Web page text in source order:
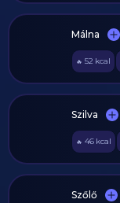
Málna
🔥 52 kcal
Szilva
🔥 46 kcal
Szőlő